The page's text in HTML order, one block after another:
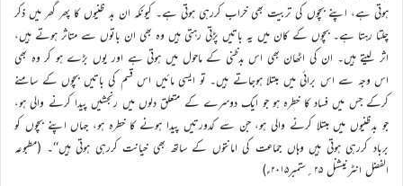
ہوتی ہے، اپنے بچوں کی تربیت بھی خراب کررہی ہوتی ہے۔ کیونکہ ان بد ظنیوں کا پھر گھر میں ذکر
چلتا رہتا ہے۔ بچوں کے کان میں یہ باتیں پڑتی رہتی ہیں وہ بھی ان باتوں سے متاثر ہوتے ہیں،
اثر لیتے ہیں۔ ان کی اٹھان بھی اس بدظنی کے ماحول میں ہوتی ہے اور یوں بڑے ہو کر وہ بھی
اس وجہ سے اس برائی میں مبتلا ہوجاتے ہیں۔ تو ایسی مائیں اس قسم کی باتیں بچوں کے سامنے
کرکے جس میں فساد کا خطرہ ہو جو ایک دوسرے کے متعلق دلوں میں رنجشیں پیدا کرنے والی ہو،
جو بدظنیوں میں مبتلا کرنے والی ہو، جن سے کدورتیں پیدا ہونے کا خطرہ ہو، جہاں اپنے بچوں کو
برباد کررہی ہوتی ہیں وہاں جماعت کی امانتوں کے ساتھ بھی خیانت کررہی ہوتی ہیں‘‘۔ (مطبوعہ
الفضل انٹرنیشنل ۲۵؍ستمبر۲۰۱۵ء)